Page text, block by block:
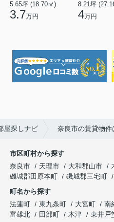
5.65坪 (18.70㎡)
3.7万円
8.21坪
4万円
屋探しナビ 奈良市の賃貸物件
市区町村から探す
奈良市
天理市 大和郡山市
磯城郡田原本町
磯城郡三宅町
町名から探す
法蓮町
東九条町 大宮町 南
富雄北
田部町 木津
東井戸